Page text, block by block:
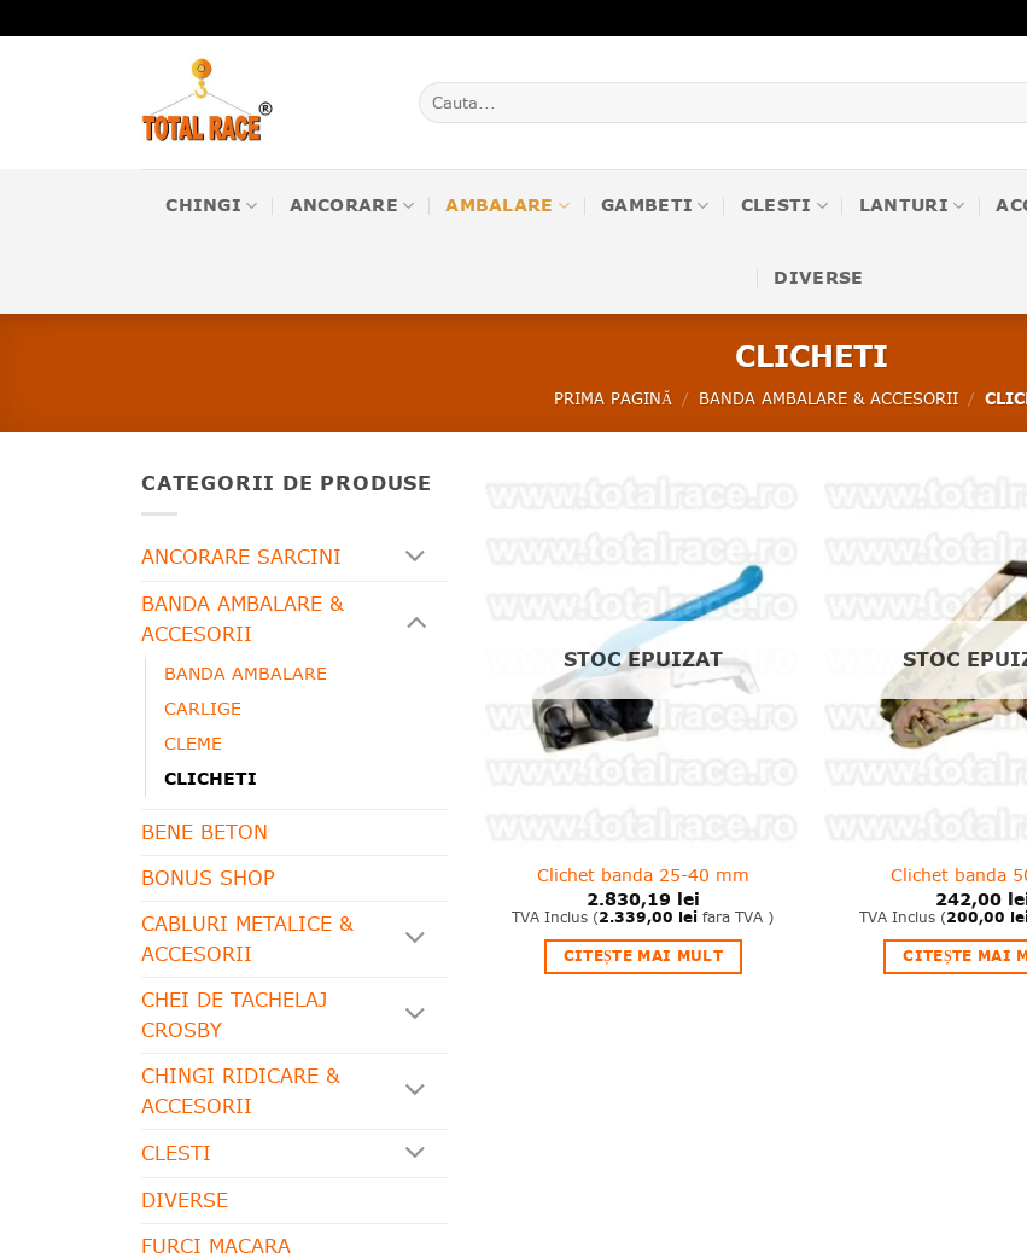
to
Caută
după:
CHINGI ANCORARE AMBALARE GAMBETI CLESTI LANTURI
DIVERSE
CLICHETI
PRIMA PAGINĂ / BANDA AMBALARE & ACCESORII /
CATEGORII DE PRODUSE
ANCORARE SARCINI
BANDA AMBALARE &
ACCESORII
BANDA AMBALARE
CARLIGE
CLEME
CLICHETI
BENE BETON
BONUS SHOP
CABLURI METALICE &
ACCESORII
CHEI DE TACHELAJ
CROSBY
CHINGI RIDICARE &
ACCESORII
CLESTI
DIVERSE
FURCI MACARA
in
wishlist!
STOC EPUIZAT
Clichet banda 25-40 mm
2.830,19 lei
TVA Inclus (2.339,00 lei fara TVA )
CITEȘTE MAI MULT
STOC
Clichet banda
242,00
TVA Inclus (200,00
CITEȘTE MAI